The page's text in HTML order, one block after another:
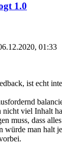
1.0
01:33
ist echt
nicht viel Inhalt
muss, dass
würde man halt